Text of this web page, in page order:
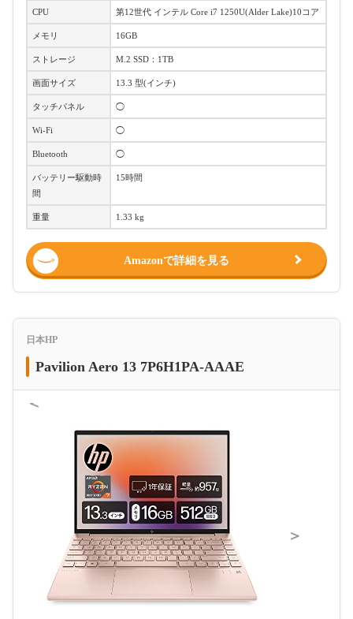
CPU 第12世代 インテル Core i7 1250U(Alder Lake)10コア
メモリ 16GB
ストレージ M.2 SSD：1TB
画面サイズ 13.3 型(インチ)
タッチパネル ◯
Wi-Fi ◯
Bluetooth ◯
バッテリー駆動時
間
15時間
重量 ‎1.33 kg
Amazonで詳細を見る
日本HP
Pavilion Aero 13 7P6H1PA-AAAE
＜
＞